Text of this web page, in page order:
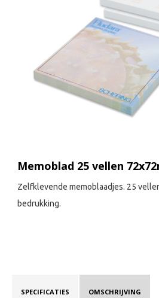
Memoblad 25 vellen
Zelfklevende memoblaadjes. 25
bedrukking.
SPECIFICATIES OMSCHRIJVING